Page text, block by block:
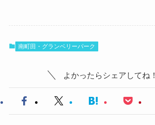
南町田・グランベリーパーク
よかったらシェアしてね！